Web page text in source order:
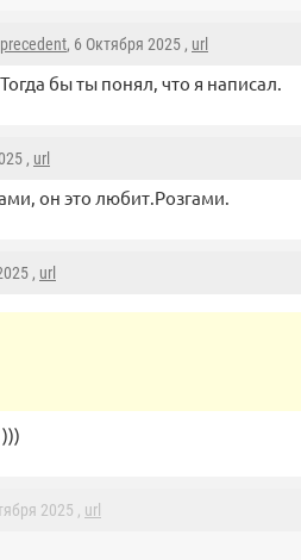
precedent, 6 Октября 2025 , url
Тогда бы ты понял, что я написал.
, url
он это любит.Розгами.
, url
2025 , url